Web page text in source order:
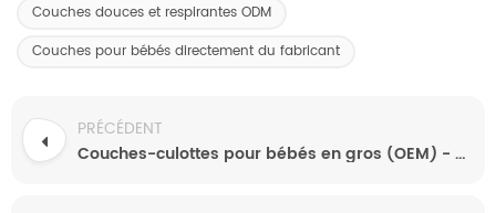
Couches douces et respirantes ODM
Couches pour bébés directement du fabricant
PRÉCÉDENT
Couches-culottes pour bébés en gros (OEM) - Ultra-minces, anti-fuites et haute absorption - SAP importé